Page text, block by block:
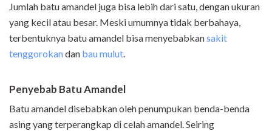
Jumlah batu amandel juga bisa lebih dari satu, dengan ukuran
yang kecil atau besar. Meski umumnya tidak berbahaya,
terbentuknya batu amandel bisa menyebabkansakit
tenggorokandan bau mulut.
Penyebab Batu Amandel
Batu amandel disebabkan oleh penumpukan benda-benda
asing yang terperangkap di celah amandel. Seiring